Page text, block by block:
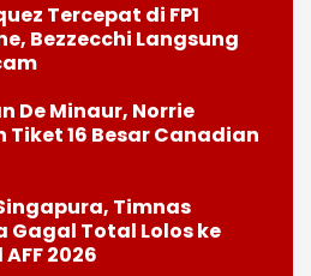
Tercepat di FP1
Bezzecchi Langsung
De Minaur, Norrie
Tiket 16 Besar Canadian
Timnas
Gagal Total Lolos ke
2026